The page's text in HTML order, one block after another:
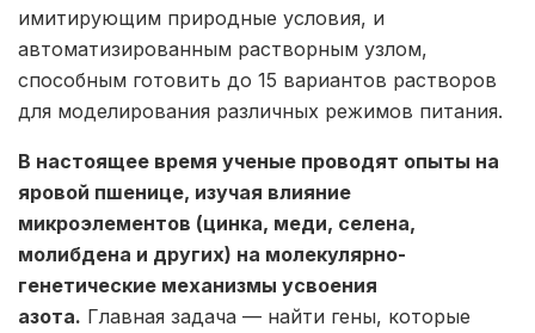
имитирующим природные условия, и
автоматизированным растворным узлом,
способным готовить до 15 вариантов растворов
для моделирования различных режимов питания.
В настоящее время ученые проводят опыты на
яровой пшенице, изучая влияние
микроэлементов (цинка, меди, селена,
молибдена и других) на молекулярно-
генетические механизмы усвоения
азота. Главная задача — найти гены, которые